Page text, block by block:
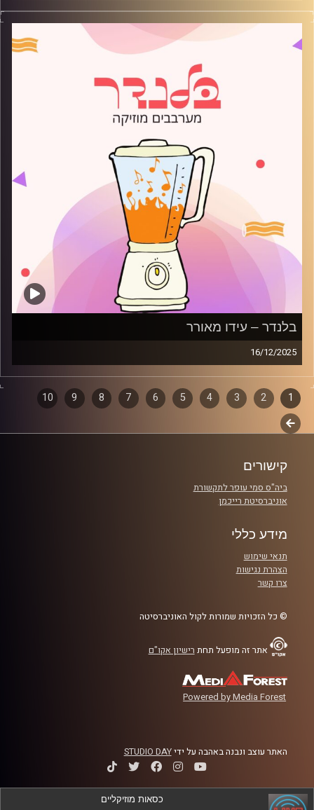
מוזיקה רגועה לפתוח איתה את הבוקר בהגשת רועי בלוך
קרדיט תמונות:
AudioVersity
בלנדר – עידו מאורר
16/12/2025
מוזיקה קצבית חדשה עם עידו מאורר
קרדיט תמונות:AudioVersity
דפדוף
פרקים
1
2
3
4
5
6
7
8
9
10
לשלב
קישורים
ביה"ס סמי עופר לתקשורת
אוניברסיטת רייכמן
מידע כללי
תנאי שימוש
הצהרת נגישות
צרו קשר
© כל הזכויות שמורות לקול האוניברסיטה
אתר זה מופעל תחת רישיון אקו"ם
Powered by Media Forest
האתר עוצב ונבנה באהבה על ידיSTUDIO DAY
כסאות מוזיקליים